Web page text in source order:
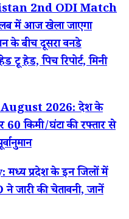
2nd ODI Match
में आज खेला जाएगा
के बीच दूसरा वनडे
हेड, पिच रिपोर्ट, मिनी
2026: देश के
60 किमी/घंटा की रफ्तार से
प्रदेश के इन जिलों में
जारी की चेतावनी, जानें